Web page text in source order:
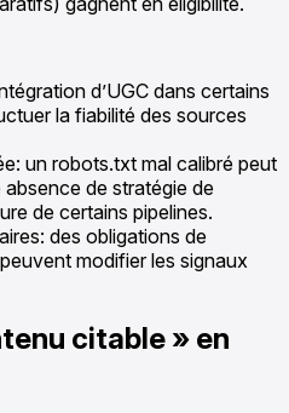
d’UGC dans certains
la fiabilité des sources
un robots.txt mal calibré peut
de stratégie de
de certains pipelines.
des obligations de
modifier les signaux
citable » en